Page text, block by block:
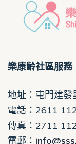
樂康齡社區服務
地址：屯門建
電話 ：2611
傳真：2711
電郵 ：